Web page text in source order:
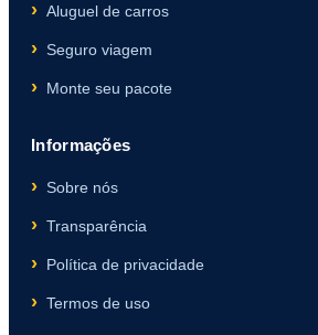
Aluguel de carros
Seguro viagem
Monte seu pacote
Informações
Sobre nós
Transparência
Política de privacidade
Termos de uso